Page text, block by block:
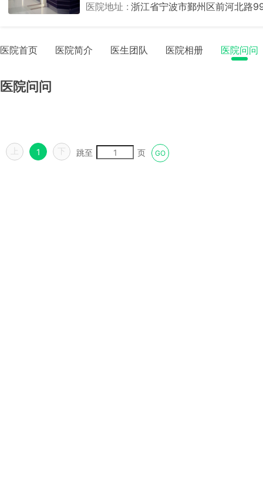
医院地址 : 浙江省宁波市鄞州区前河北路
医院首页 医院简介 医生团队 医院相册 医院问问
医院问问
1 下 跳至 页 GO